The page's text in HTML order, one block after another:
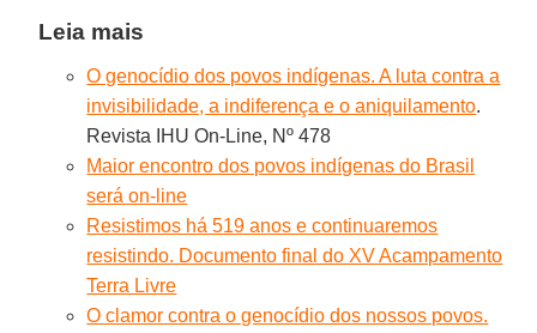
Leia mais
O genocídio dos povos indígenas. A luta contra a
invisibilidade, a indiferença e o aniquilamento.
Revista IHU On-Line, Nº 478
Maior encontro dos povos indígenas do Brasil
será on-line
Resistimos há 519 anos e continuaremos
resistindo. Documento final do XV Acampamento
Terra Livre
O clamor contra o genocídio dos nossos povos.